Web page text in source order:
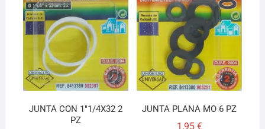
JUNTA CON 1″1/4X32 2
PZ
JUNTA PLANA MO 6 PZ
1,95 €